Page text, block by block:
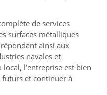
de services
surfaces métalliques
ainsi aux
navales et
l’entreprise est bien
futurs et continuer à